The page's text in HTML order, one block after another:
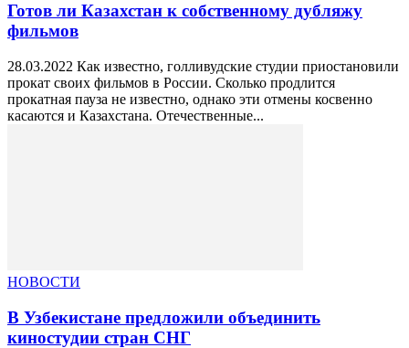
Готов ли Казахстан к собственному дубляжу
фильмов
28.03.2022 Как известно, голливудские студии приостановили
прокат своих фильмов в России. Сколько продлится
прокатная пауза не известно, однако эти отмены косвенно
касаются и Казахстана. Отечественные...
НОВОСТИ
В Узбекистане предложили объединить
киностудии стран СНГ